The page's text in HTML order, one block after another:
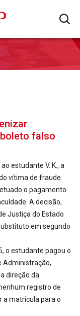
falso
estudante V. K., a
vítima de fraude
o pagamento
A decisão,
Justiça do Estado
em segundo
o estudante pagou o
Administração,
direção da
registro de
a matrícula para o